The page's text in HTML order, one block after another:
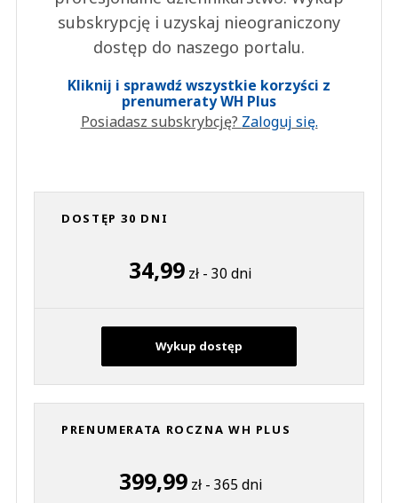
subskrypcję i uzyskaj nieograniczony
dostęp do naszego portalu.
Kliknij i sprawdź wszystkie korzyści z
prenumeraty WH Plus
Posiadasz subskrybcję? Zaloguj się.
DOSTĘP 30 DNI
34,99 zł - 30 dni
Wykup dostęp
PRENUMERATA ROCZNA WH PLUS
399,99zł - 365 dni